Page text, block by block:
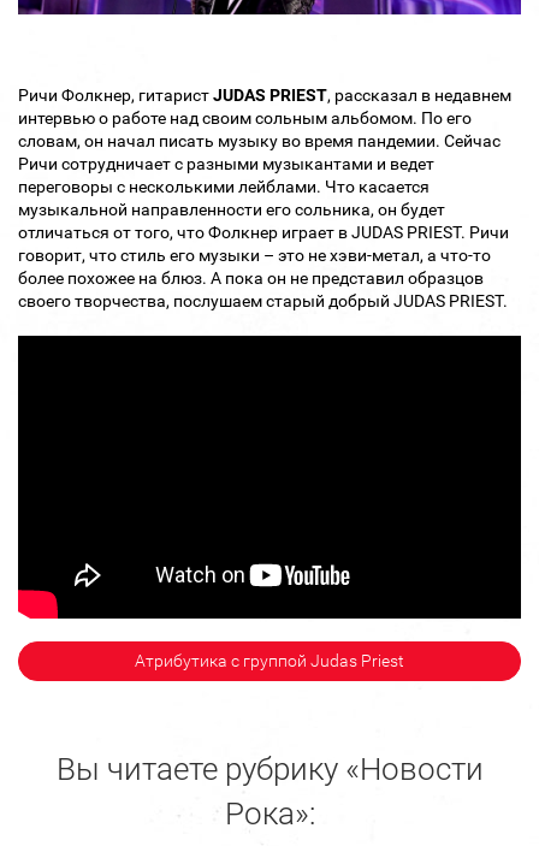
Ричи Фолкнер, гитаристJUDAS PRIEST, рассказал в недавнем
интервью о работе над своим сольным альбомом. По его
словам, он начал писать музыку во время пандемии. Сейчас
Ричи сотрудничает с разными музыкантами и ведет
переговоры с несколькими лейблами. Что касается
музыкальной направленности его сольника, он будет
отличаться от того, что Фолкнер играет в JUDAS PRIEST. Ричи
говорит, что стиль его музыки – это не хэви-метал, а что-то
более похожее на блюз. А пока он не представил образцов
своего творчества, послушаем старый добрый JUDAS PRIEST.
Атрибутика с группой Judas Priest
Вы читаете рубрику «Новости
Рока»: